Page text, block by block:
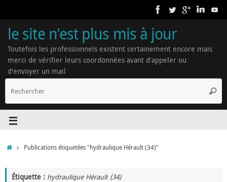
le site n'est plus mis à jour
Toutefois les professionnels existent certainement encore mais
merci de vérifier leurs coordonnées avant d'appeler ou
d'envoyer un mail
Publications étiquetées "hydraulique Hérault (34)"
Étiquette : hydraulique Hérault (34)